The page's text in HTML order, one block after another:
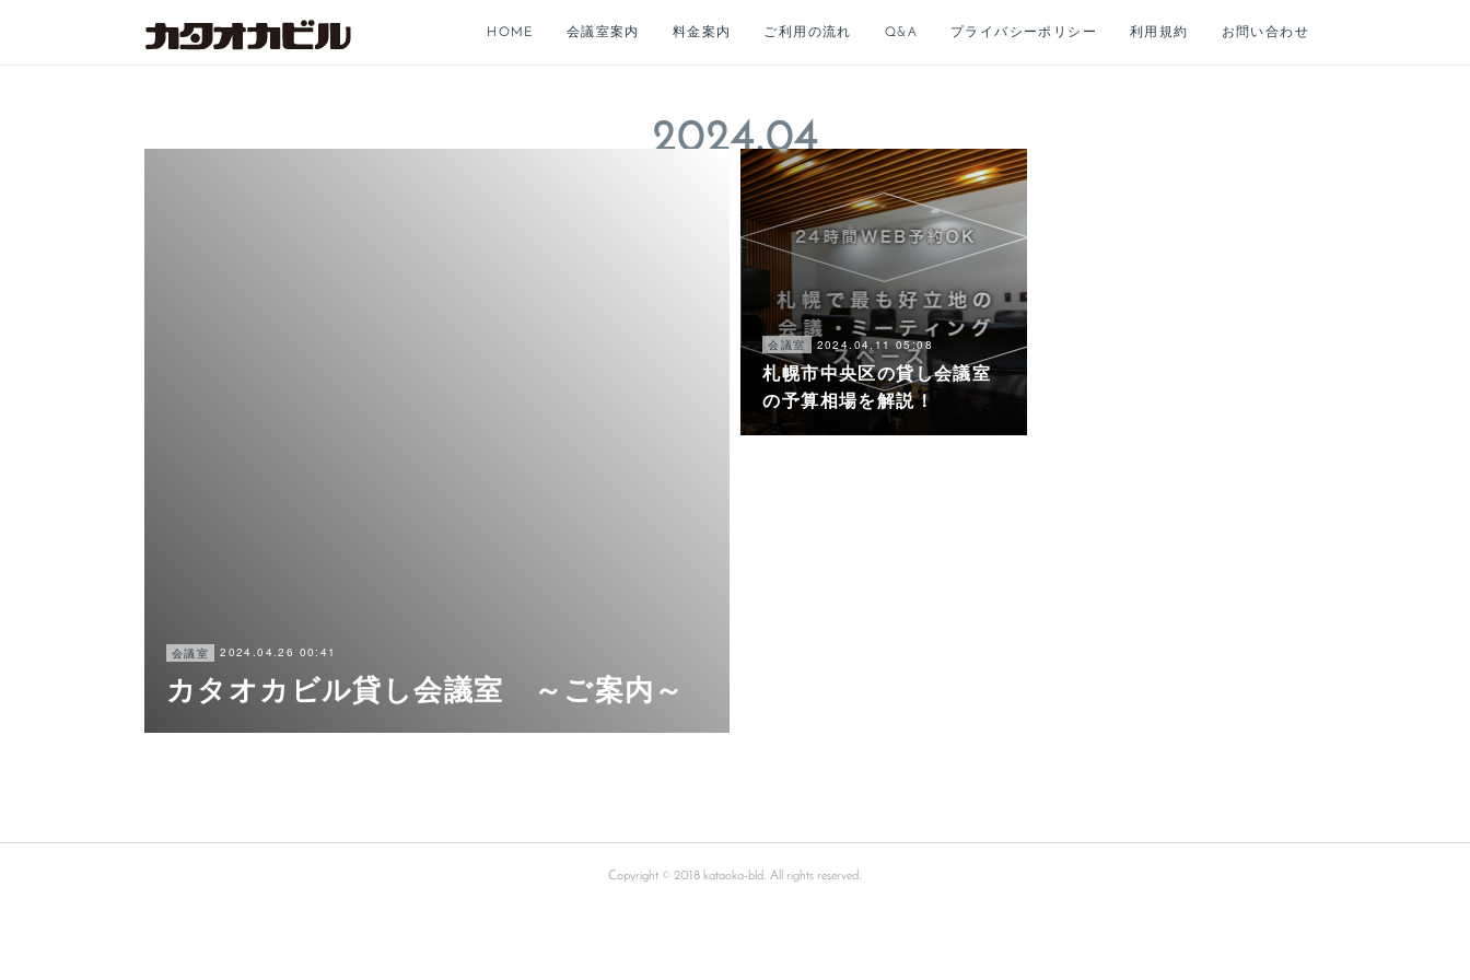
HOME 会議室案内 料金案内 ご利用の流れ Q&A プライバシーポリシー 利用規約 お問い合わせ
2024.04
会議室 2024.04.26 00:41
カタオカビル貸し会議室 ～ご案内～
会議室 2024.04.11 05:08
札幌市中央区の貸し会議室
の予算相場を解説！
Copyright © 2018 kataoka-bld. All rights reserved.